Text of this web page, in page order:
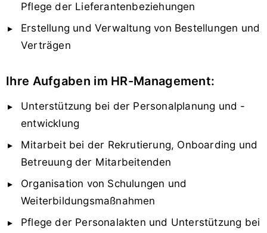
Pflege der Lieferantenbeziehungen
Erstellung und Verwaltung von Bestellungen und
Verträgen
Ihre Aufgaben im HR-Management:
Unterstützung bei der Personalplanung und -
entwicklung
Mitarbeit bei der Rekrutierung, Onboarding und
Betreuung der Mitarbeitenden
Organisation von Schulungen und
Weiterbildungsmaßnahmen
Pflege der Personalakten und Unterstützung bei